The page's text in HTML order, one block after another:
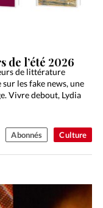
Culture
de l’été 2026
de littérature
les fake news, une
Vivre debout, Lydia
Abonnés